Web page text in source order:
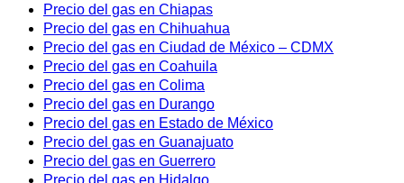
Precio del gas en Chiapas
Precio del gas en Chihuahua
Precio del gas en Ciudad de México – CDMX
Precio del gas en Coahuila
Precio del gas en Colima
Precio del gas en Durango
Precio del gas en Estado de México
Precio del gas en Guanajuato
Precio del gas en Guerrero